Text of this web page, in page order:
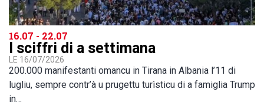
16.07 - 22.07
I sciffri di a settimana
LE 16/07/2026
200.000 manifestanti omancu in Tirana in Albania l’11 di
lugliu, sempre contr’à u prugettu turìsticu di a famiglia Trump
in…